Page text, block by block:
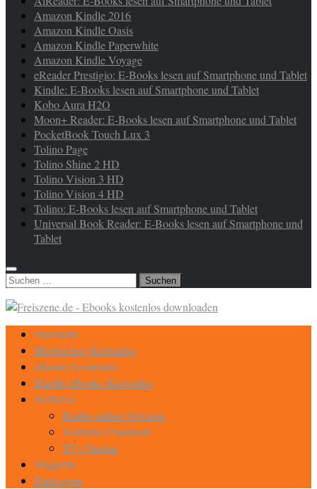
Amazon Kindle 2016
Amazon Kindle Oasis
Amazon Kindle Paperwhite
Amazon Kindle Voyage
eReader Prestigio: E-Books lesen auf Smartphone und Tablet
Kindle: E-Books lesen auf Smartphone und Tablet
Kobo Aura H2O
Moon+ Reader: E-Books lesen auf Smartphone und Tablet
PocketBook Touch Lux 3
Tolino Page
Tolino Shine 2 HD
Tolino Vision 3 HD
Tolino Vision 4 HD
Tolino: E-Books lesen auf Smartphone und Tablet
Universal Book Reader: E-Books lesen auf Smartphone und
Tablet
Suchen
Startseite
Hörbücher Kostenlos
eBooks Kostenlos
Kindle eBooks Kostenlos
Weiteres
Radio online Streams
Youtube Channels
TV / Serien
Magazin
Eintragen